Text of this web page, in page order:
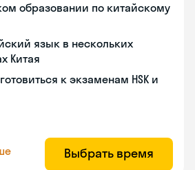
образовании по китайскому
язык в нескольких
Китая
к экзаменам HSK и
Выбрать время